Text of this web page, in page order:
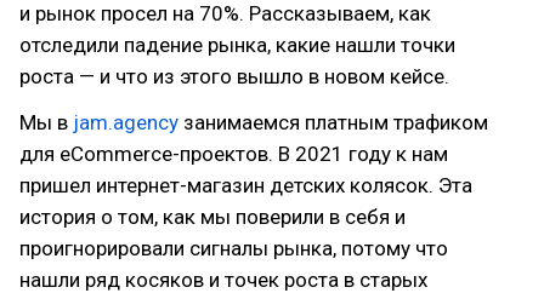
и рынок просел на 70%. Рассказываем, как
отследили падение рынка, какие нашли точки
роста — и что из этого вышло в новом кейсе.
Мы в jam.agency занимаемся платным трафиком
для eCommerce-проектов. В 2021 году к нам
пришел интернет-магазин детских колясок. Эта
история о том, как мы поверили в себя и
проигнорировали сигналы рынка, потому что
нашли ряд косяков и точек роста в старых